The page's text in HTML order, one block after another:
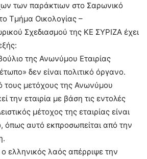
των παράκτιων στο Σαρωνικό
Τμήμα Οικολογίας –
Σχεδιασμού της ΚΕ ΣΥΡΙΖΑ έχει
της Ανωνύμου Εταιρίας
δεν είναι πολιτικό όργανο.
τους μετόχους της Ανωνύμου
την εταιρία με βάση τις εντολές
μέτοχος της εταιρίας είναι
όπως αυτό εκπροσωπείται από την
ελληνικός λαός απέρριψε την